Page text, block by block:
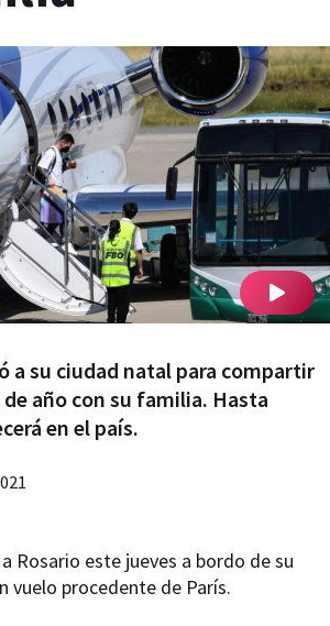
a su ciudad natal para compartir
año con su familia. Hasta
en el país.
Rosario este jueves a bordo de su
vuelo procedente de París.